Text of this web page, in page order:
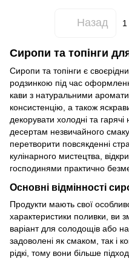
Назад 1
Сиропи та топінги
Сиропи та топінги є
родзинкою під час
кави з натуральними
консистенцію, а також
декорувати холодні та
десертам незвичайного
перетворити повсякденні
кулінарного мистецтва,
господинями практично
Основні відмінності
Продукти мають свої
характеристики поливки, ви
варіант для солодощів або
задоволені як смаком, так і
рідкі, тому вони більше